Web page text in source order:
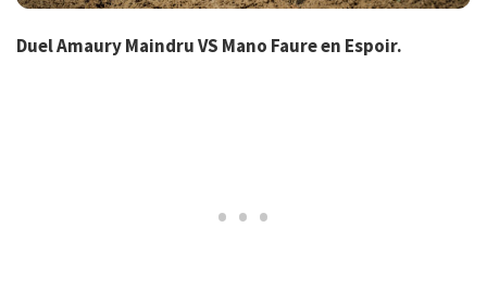
Duel Amaury Maindru VS Mano Faure en Espoir.